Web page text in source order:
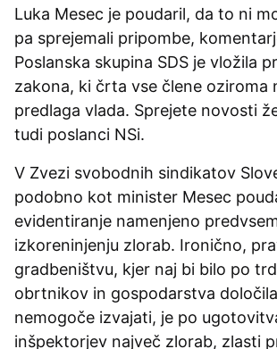
Luka Mesec je poudaril, da to ni
pa sprejemali pripombe,
Poslanska skupina SDS je vložila
zakona, ki črta vse člene oziroma
predlaga vlada. Sprejete novosti
tudi poslanci NSi.
V Zvezi svobodnih sindikatov
podobno kot minister Mesec
evidentiranje namenjeno
izkoreninjenju zlorab. Ironično,
gradbeništvu, kjer naj bi bilo po
obrtnikov in gospodarstva
nemogoče izvajati, je po
inšpektorjev največ zlorab, zlasti